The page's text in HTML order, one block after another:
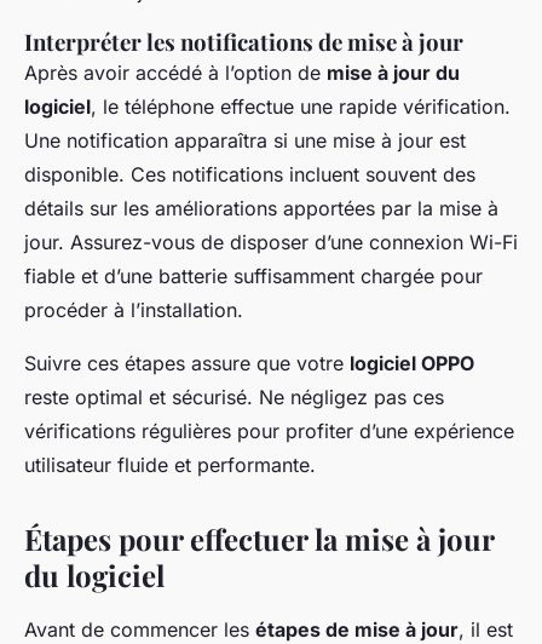
Interpréter les notifications de mise à jour
Après avoir accédé à l’option de mise à jour du
logiciel, le téléphone effectue une rapide vérification.
Une notification apparaîtra si une mise à jour est
disponible. Ces notifications incluent souvent des
détails sur les améliorations apportées par la mise à
jour. Assurez-vous de disposer d’une connexion Wi-Fi
fiable et d’une batterie suffisamment chargée pour
procéder à l’installation.
Suivre ces étapes assure que votre logiciel OPPO
reste optimal et sécurisé. Ne négligez pas ces
vérifications régulières pour profiter d’une expérience
utilisateur fluide et performante.
Étapes pour effectuer la mise à jour
du logiciel
Avant de commencer les étapes de mise à jour, il est